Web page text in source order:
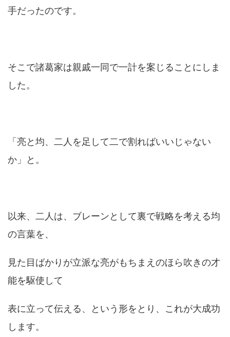
手だったのです。
そこで諸葛家は親戚一同で一計を案じることにしま
した。
「亮と均、二人を足して二で割ればいいじゃない
か」と。
以来、二人は、ブレーンとして裏で戦略を考える均
の言葉を、
見た目ばかりが立派な亮がもちまえのほら吹きの才
能を駆使して
表に立って伝える、という形をとり、これが大成功
します。